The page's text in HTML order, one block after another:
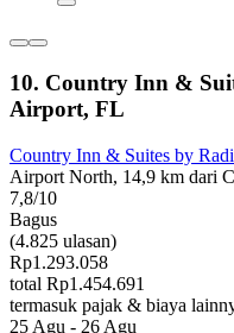
10. Country Inn &
Airport, FL
Country Inn & Suites by
Airport North, 14,9 km dari
7,8/10
Bagus
(4.825 ulasan)
Rp1.293.058
total Rp1.454.691
termasuk pajak & biaya
25 Agu - 26 Agu